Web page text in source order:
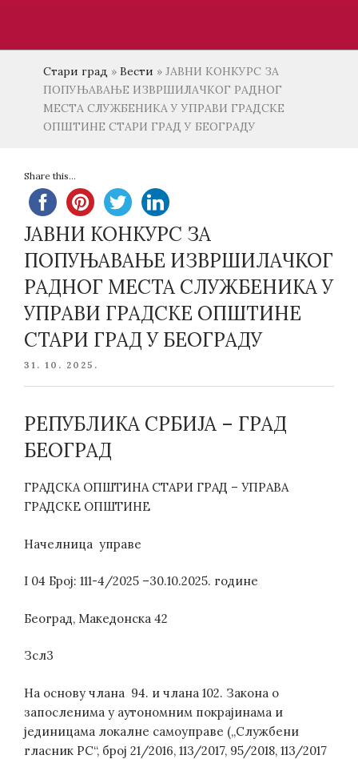
Стари град » Вести » ЈАВНИ КОНКУРС ЗА
ПОПУЊАВАЊЕ ИЗВРШИЛАЧКОГ РАДНОГ
МЕСТА СЛУЖБЕНИКА У УПРАВИ ГРАДСКЕ
ОПШТИНЕ СТАРИ ГРАД У БЕОГРАДУ
Share this...
ЈАВНИ КОНКУРС ЗА
ПОПУЊАВАЊЕ ИЗВРШИЛАЧКОГ
РАДНОГ МЕСТА СЛУЖБЕНИКА У
УПРАВИ ГРАДСКЕ ОПШТИНЕ
СТАРИ ГРАД У БЕОГРАДУ
POSTED
31. 10. 2025.
РЕПУБЛИКА СРБИЈА – ГРАД
БЕОГРАД
ГРАДСКА ОПШТИНА СТАРИ ГРАД – УПРАВА
ГРАДСКЕ ОПШТИНЕ
Начелница управе
I 04 Број: 111-4/2025 –30.10.2025. године
Београд, Македонска 42
Зсл3
На основу члана 94. и члана 102. Закона о
запосленима у аутономним покрајинама и
јединицама локалне самоуправе („Службени
гласник РС“, број 21/2016, 113/2017, 95/2018, 113/2017